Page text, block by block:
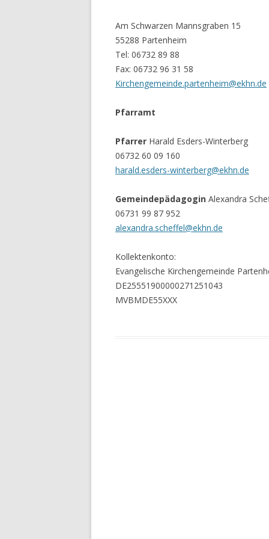
Am Schwarzen Mannsgraben 15
55288 Partenheim
Tel: 06732 89 88
Fax: 06732 96 31 58
Kirchengemeinde.partenheim@ekhn.de
Pfarramt
Pfarrer Harald Esders-Winterberg
06732 60 09 160
harald.esders-winterberg@ekhn.de
Gemeindepädagogin Alexandra
06731 99 87 952
alexandra.scheffel@ekhn.de
Kollektenkonto:
Evangelische Kirchengemeinde
DE25551900000271251043
MVBMDE55XXX